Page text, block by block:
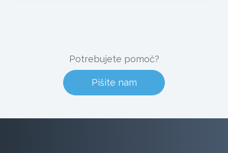
Potrebujete pomoč?
Pišite nam